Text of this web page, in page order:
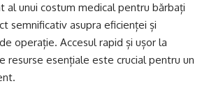
al unui costum medical pentru bărbați
semnificativ asupra eficienței și
operație. Accesul rapid și ușor la
resurse esențiale este crucial pentru un